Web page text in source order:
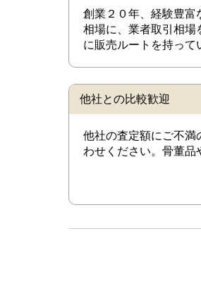
創業２０年、経験豊富
相場に、業者取引相場
に販売ルートを持って
他社との比較歓迎
他社の査定額にご不満
わせください。骨董品